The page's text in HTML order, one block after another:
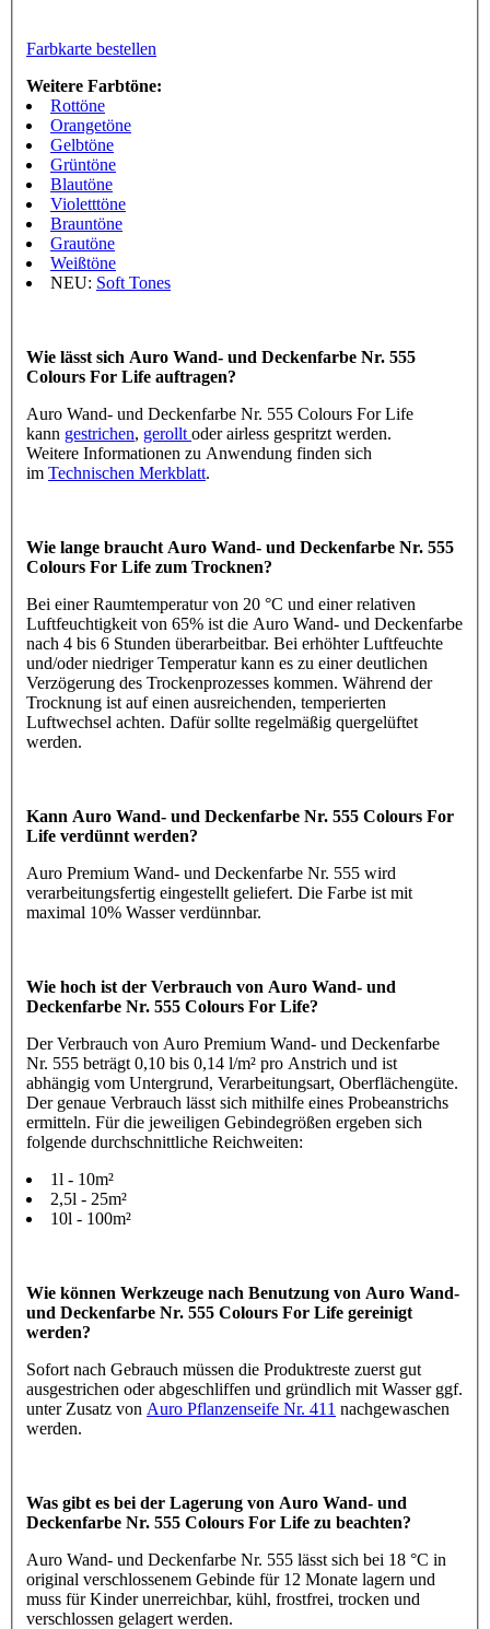
Farbkarte bestellen
Weitere Farbtöne:
Rottöne
Orangetöne
Gelbtöne
Grüntöne
Blautöne
Violetttöne
Brauntöne
Grautöne
Weißtöne
NEU: Soft Tones
Wie lässt sich Auro Wand- und Deckenfarbe Nr. 555
Colours For Life auftragen?
Auro Wand- und Deckenfarbe Nr. 555 Colours For Life
kann gestrichen, gerollt oder airless gespritzt werden.
Weitere Informationen zu Anwendung finden sich
im Technischen Merkblatt.
Wie lange braucht Auro Wand- und Deckenfarbe Nr. 555
Colours For Life zum Trocknen?
Bei einer Raumtemperatur von 20 °C und einer relativen
Luftfeuchtigkeit von 65% ist die Auro Wand- und Deckenfarbe
nach 4 bis 6 Stunden überarbeitbar. Bei erhöhter Luftfeuchte
und/oder niedriger Temperatur kann es zu einer deutlichen
Verzögerung des Trockenprozesses kommen. Während der
Trocknung ist auf einen ausreichenden, temperierten
Luftwechsel achten. Dafür sollte regelmäßig quergelüftet
werden.
Kann Auro Wand- und Deckenfarbe Nr. 555 Colours For
Life verdünnt werden?
Auro Premium Wand- und Deckenfarbe Nr. 555 wird
verarbeitungsfertig eingestellt geliefert. Die Farbe ist mit
maximal 10% Wasser verdünnbar.
Wie hoch ist der Verbrauch von Auro Wand- und
Deckenfarbe Nr. 555 Colours For Life?
Der Verbrauch von Auro Premium Wand- und Deckenfarbe
Nr. 555 beträgt 0,10 bis 0,14 l/m² pro Anstrich und ist
abhängig vom Untergrund, Verarbeitungsart, Oberflächengüte.
Der genaue Verbrauch lässt sich mithilfe eines Probeanstrichs
ermitteln. Für die jeweiligen Gebindegrößen ergeben sich
folgende durchschnittliche Reichweiten:
1l - 10m²
2,5l - 25m²
10l - 100m²
Wie können Werkzeuge nach Benutzung von Auro Wand-
und Deckenfarbe Nr. 555 Colours For Life gereinigt
werden?
Sofort nach Gebrauch müssen die Produktreste zuerst gut
ausgestrichen oder abgeschliffen und gründlich mit Wasser ggf.
unter Zusatz von Auro Pflanzenseife Nr. 411 nachgewaschen
werden.
Was gibt es bei der Lagerung von Auro Wand- und
Deckenfarbe Nr. 555 Colours For Life zu beachten?
Auro Wand- und Deckenfarbe Nr. 555 lässt sich bei 18 °C in
original verschlossenem Gebinde für 12 Monate lagern und
muss für Kinder unerreichbar, kühl, frostfrei, trocken und
verschlossen gelagert werden.